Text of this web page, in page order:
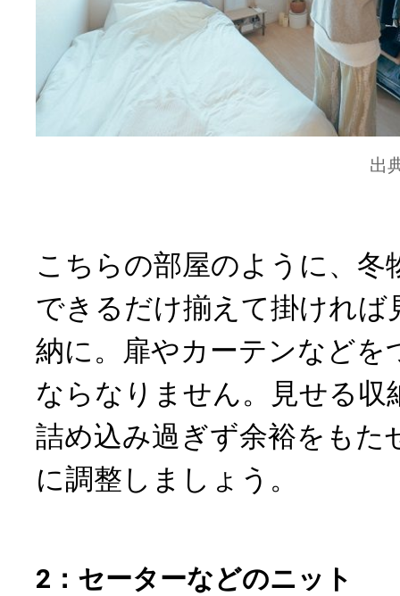
出
こちらの部屋のように、冬
できるだけ揃えて掛ければ
納に。扉やカーテンなどを
ならなりません。見せる収
詰め込み過ぎず余裕をもた
に調整しましょう。
2：セーターなどのニット